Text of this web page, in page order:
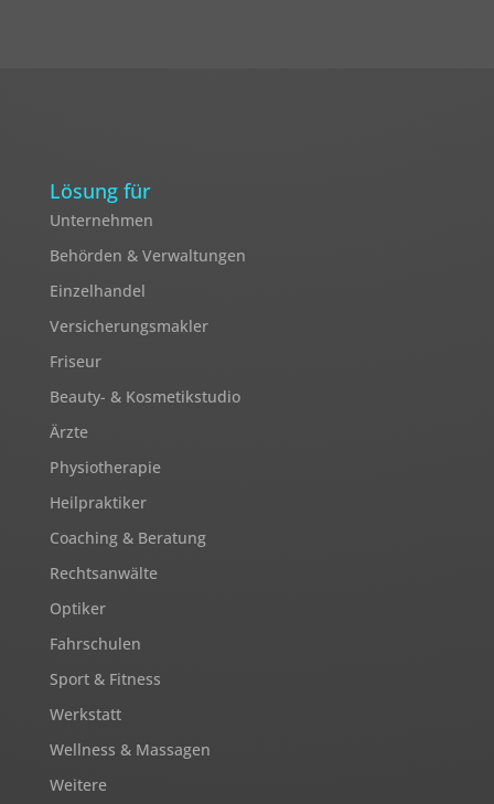
Lösung für
Unternehmen
Behörden & Verwaltungen
Einzelhandel
Versicherungsmakler
Friseur
Beauty- & Kosmetikstudio
Ärzte
Physiotherapie
Heilpraktiker
Coaching & Beratung
Rechtsanwälte
Optiker
Fahrschulen
Sport & Fitness
Werkstatt
Wellness & Massagen
Weitere